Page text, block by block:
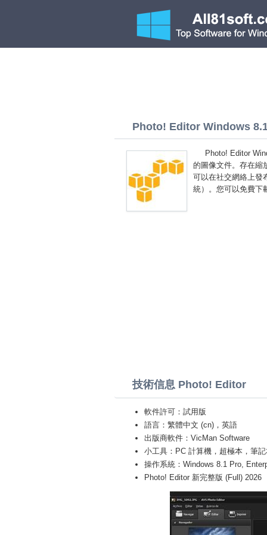
Photo! Editor Windows
Photo! Editor
的圖像文件。存在縮
可以在社交網絡上發
統）。您可以免費下
技術信息 Photo! Editor
軟件許可：試用版
語言：繁體中文 (cn)，英語
出版商軟件：VicMan Software
小工具：PC 計算機，超極本，筆
操作系統：Windows 8.1 Pro,
Photo! Editor 新完整版 (Full) 2026